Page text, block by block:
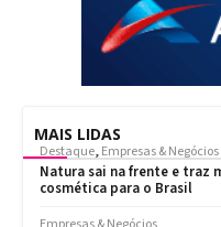
MAIS LIDAS